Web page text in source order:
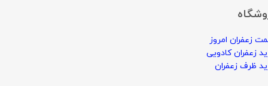
زعفران امروز
زعفران کادویی
ظرف زعفران